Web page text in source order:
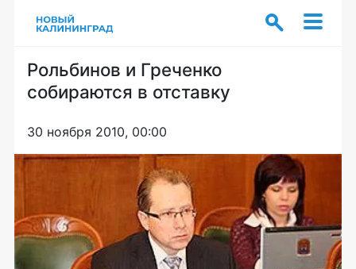
Рольбинов и Греченко
собираются в отставку
30 ноября 2010, 00:00